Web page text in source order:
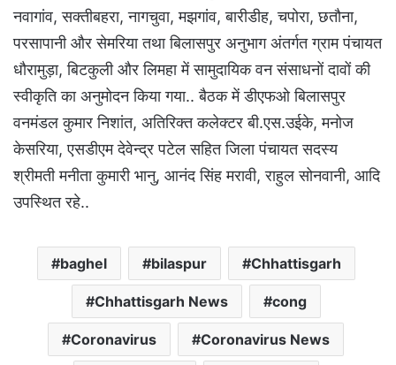
नवागांव, सक्तीबहरा, नागचुवा, मझगांव, बारीडीह, चपोरा, छतौना,
परसापानी और सेमरिया तथा बिलासपुर अनुभाग अंतर्गत ग्राम पंचायत
धौरामुड़ा, बिटकुली और लिमहा में सामुदायिक वन संसाधनों दावों की
स्वीकृति का अनुमोदन किया गया.. बैठक में डीएफओ बिलासपुर
वनमंडल कुमार निशांत, अतिरिक्त कलेक्टर बी.एस.उईके, मनोज
केसरिया, एसडीएम देवेन्द्र पटेल सहित जिला पंचायत सदस्य
श्रीमती मनीता कुमारी भानु, आनंद सिंह मरावी, राहुल सोनवानी, आदि
उपस्थित रहे..
baghel bilaspur Chhattisgarh
Chhattisgarh News cong
Coronavirus Coronavirus News